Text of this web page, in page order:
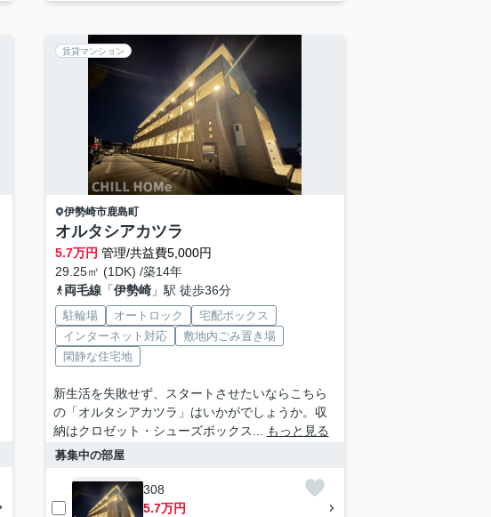
賃貸マンション
伊勢崎市鹿島町
オルタシアカツラ
5.7万円 管理/共益費5,000円
29.25㎡ (1DK) /築14年
両毛線「伊勢崎」駅 徒歩36分
駐輪場 オートロック
宅配ボックス
インターネット対応
敷地内ごみ置き場
閑静な住宅地
新生活を失敗せず、スタートさせたいならこちら
の「オルタシアカツラ」はいかがでしょうか。収
納はクロゼット・シューズボックス...
もっと見る
募集中の部屋
308
5.7万円